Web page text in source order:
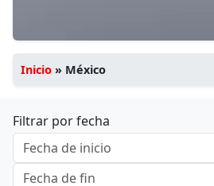
Inicio » México
Filtrar por fecha